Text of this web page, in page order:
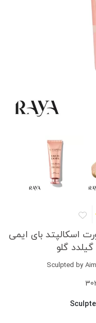
اسکالپتد بای ایمی
گلو
Sculpted by